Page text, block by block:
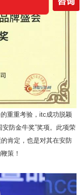
重重考验，itc成功脱颖
防金牛奖”奖项。此项荣
肯定，也是对其在安防
策！